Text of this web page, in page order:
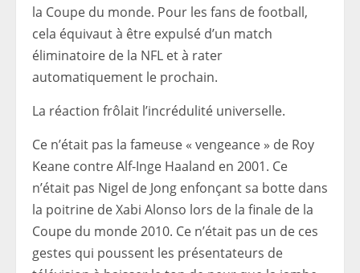
la Coupe du monde. Pour les fans de football,
cela équivaut à être expulsé d’un match
éliminatoire de la NFL et à rater
automatiquement le prochain.
La réaction frôlait l’incrédulité universelle.
Ce n’était pas la fameuse « vengeance » de Roy
Keane contre Alf-Inge Haaland en 2001. Ce
n’était pas Nigel de Jong enfonçant sa botte dans
la poitrine de Xabi Alonso lors de la finale de la
Coupe du monde 2010. Ce n’était pas un de ces
gestes qui poussent les présentateurs de